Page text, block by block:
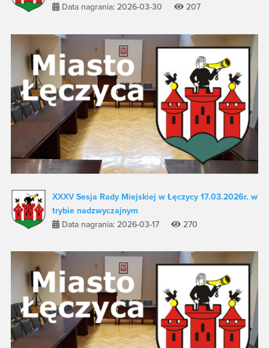
Data nagrania: 2026-03-30 207
XXXV Sesja Rady Miejskiej w Łęczycy 17.03.2026r. w
trybie nadzwyczajnym
Data nagrania: 2026-03-17
270